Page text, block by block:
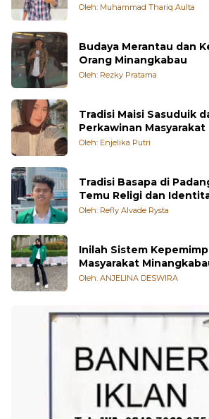
Oleh: Muhammad Thariq Aulta
Budaya Merantau dan
Orang Minangkabau
Oleh: Rezky Pratama
Tradisi Maisi Sasuduik
Perkawinan
Puluh Kota
Oleh: Enjelika Putri
Tradisi Basapa di
Temu Religi dan
Oleh: Refly Alvade Rysta
Inilah Sistem
Masyarakat
Oleh: ANJELINA DESWIRA